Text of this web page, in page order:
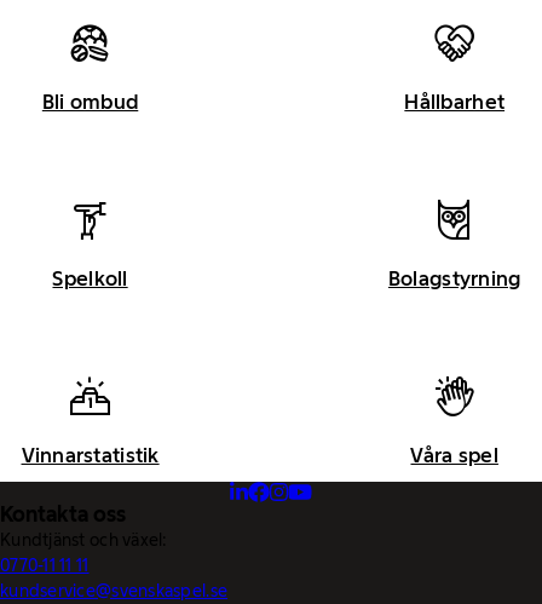
Bli ombud Hållbarhet
Spelkoll Bolagstyrning
Vinnarstatistik Våra spel
Kontakta oss
Kundtjänst och växel:
0770-11 11 11
kundservice@svenskaspel.se